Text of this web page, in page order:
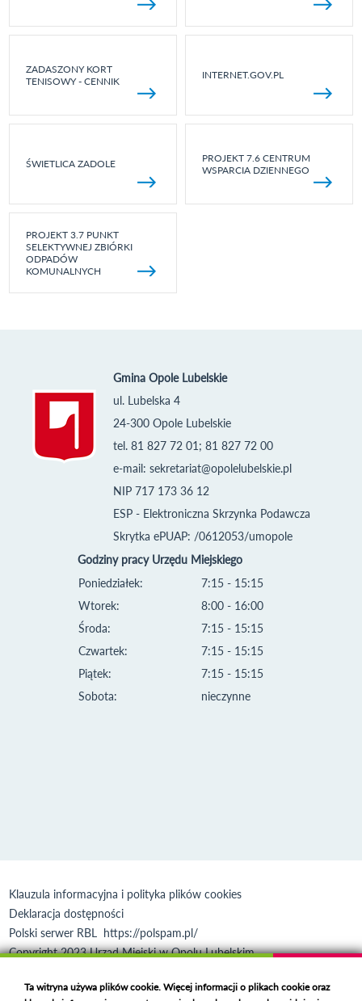
ZADASZONY KORT
TENISOWY - CENNIK
INTERNET.GOV.PL
ŚWIETLICA ZADOLE
PROJEKT 7.6 CENTRUM
WSPARCIA DZIENNEGO
PROJEKT 3.7 PUNKT
SELEKTYWNEJ ZBIÓRKI
ODPADÓW
KOMUNALNYCH
Gmina Opole Lubelskie
ul. Lubelska 4
24-300 Opole Lubelskie
tel. 81 827 72 01; 81 827 72 00
e-mail: sekretariat@opolelubelskie.pl
NIP 717 173 36 12
ESP - Elektroniczna Skrzynka Podawcza
Skrytka ePUAP: /0612053/umopole
Godziny pracy Urzędu Miejskiego
Poniedziałek:
Wtorek:
Środa:
Czwartek:
Piątek:
Sobota:
7:15 - 15:15
8:00 - 16:00
7:15 - 15:15
7:15 - 15:15
7:15 - 15:15
nieczynne
Klauzula informacyjna i polityka plików cookies
Deklaracja dostępności
Polski serwer RBL https://polspam.pl/
Copyright 2023 Urząd Miejski w Opolu Lubelskim
Ta witryna używa plików cookie. Więcej informacji o plikach cookie oraz